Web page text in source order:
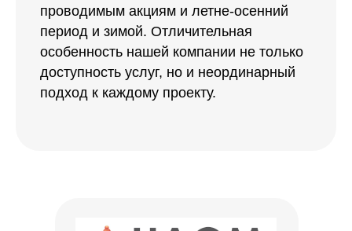
период и зимой. Отличительная
особенность нашей компании не только
доступность услуг, но и неординарный
подход к каждому проекту.